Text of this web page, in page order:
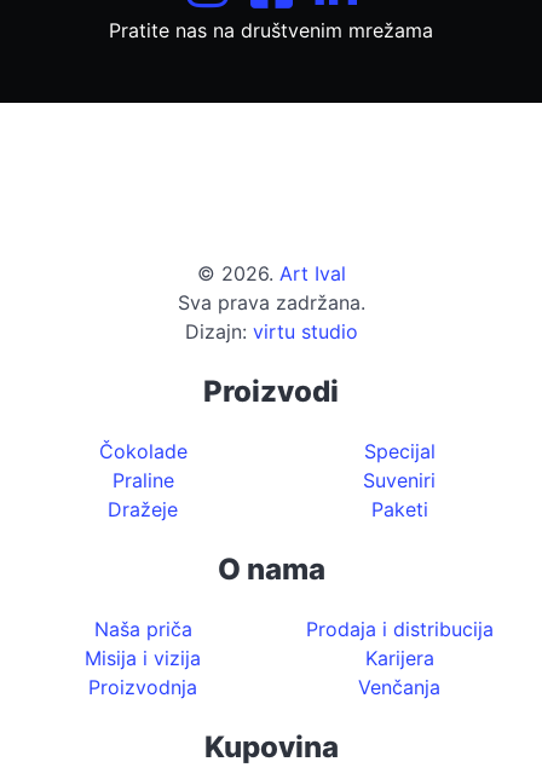
Pratite nas na društvenim mrežama
© 2026. Art Ival
Sva prava zadržana.
Dizajn: virtu studio
Proizvodi
Čokolade
Praline
Dražeje
Specijal
Suveniri
Paketi
O nama
Naša priča
Misija i vizija
Proizvodnja
Prodaja i distribucija
Karijera
Venčanja
Kupovina